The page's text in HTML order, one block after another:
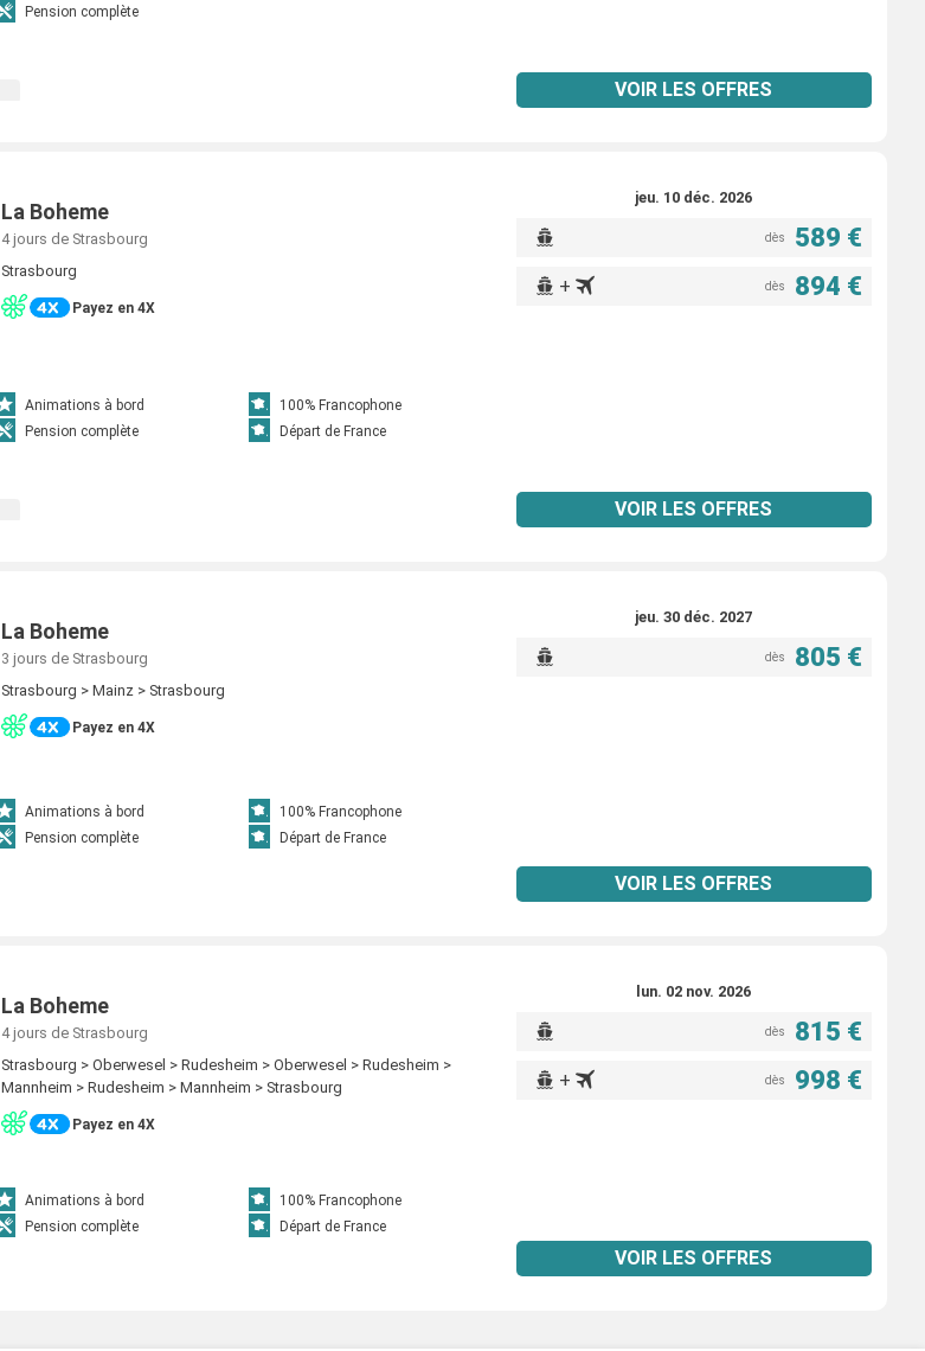
Pension complète
VOIR LES OFFRES
La Boheme
4 jours de Strasbourg
Strasbourg
Payez en 4X
Animations à bord
100% Francophone
Pension complète
Départ de France
jeu. 10 déc. 2026
dès 589 €
+ dès 894 €
VOIR LES OFFRES
La Boheme
3 jours de Strasbourg
Strasbourg > Mainz > Strasbourg
Payez en 4X
Animations à bord
100% Francophone
Pension complète
Départ de France
jeu. 30 déc. 2027
dès 805 €
VOIR LES OFFRES
La Boheme
4 jours de Strasbourg
Strasbourg > Oberwesel > Rudesheim > Oberwesel > Rudesheim >
Mannheim > Rudesheim > Mannheim > Strasbourg
Payez en 4X
Animations à bord
100% Francophone
Pension complète
Départ de France
lun. 02 nov. 2026
dès 815 €
+ dès 998 €
VOIR LES OFFRES